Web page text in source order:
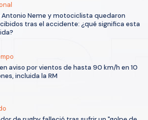
Antonio Neme y motociclista quedaron
tras el accidente: ¿qué significa esta
aviso por vientos de hasta 90 km/h en 10
incluida la RM